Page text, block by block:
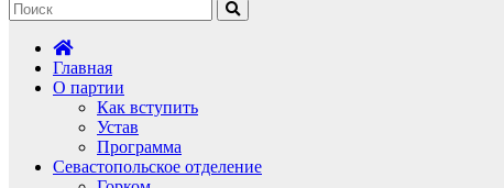
Главная
О партии
Как вступить
Устав
Программа
Севастопольское отделение